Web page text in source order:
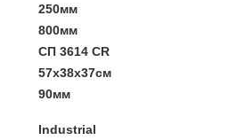
250мм
800мм
СП 3614 CR
57х38х37см
90мм
Industrial